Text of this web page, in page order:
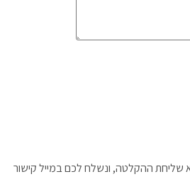
ההקלטה, ונשלח לכם במייל קישור